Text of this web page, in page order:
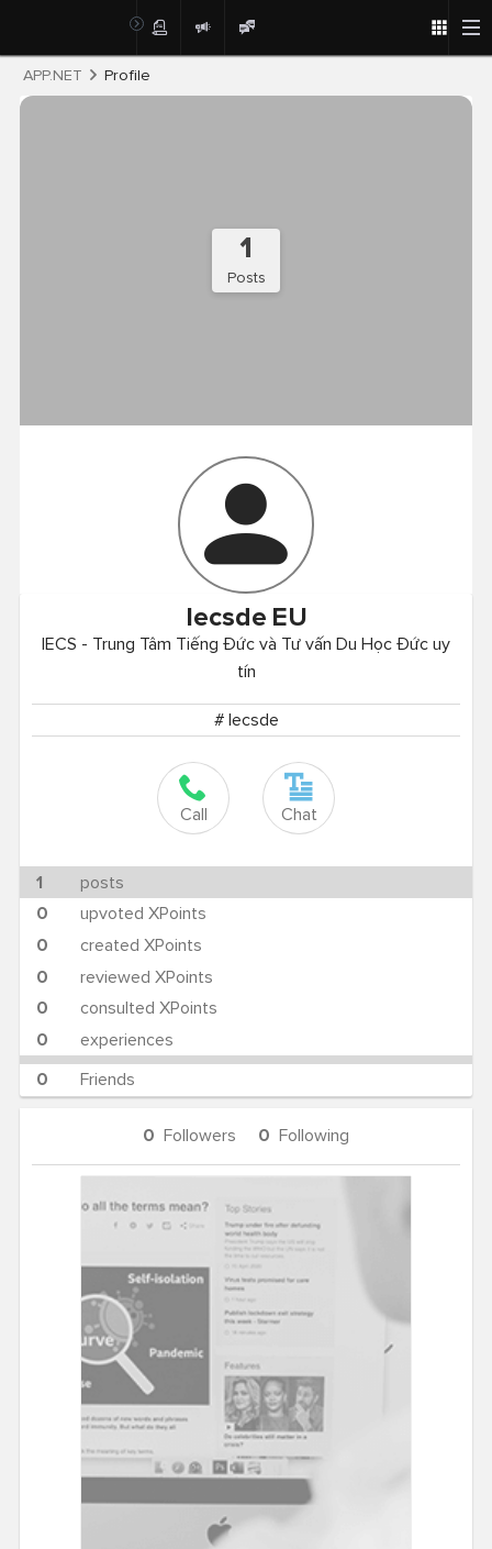
APP.NET Profile
1
Posts
Iecsde EU
IECS - Trung Tâm Tiếng Đức và Tư vấn Du Học Đức uy
tín
# Iecsde
Call Chat
1
posts
0
upvoted XPoints
0
created XPoints
0
reviewed XPoints
0
consulted XPoints
0
experiences
0
Friends
0 Followers 0 Following